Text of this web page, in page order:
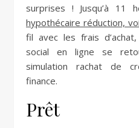
surprises ! Jusqu’à 11
hypothécaire réduction,
fil avec les frais
social en ligne se
simulation rachat de
finance.
Prêt